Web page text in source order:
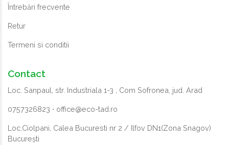
Întrebări frecvente
Retur
Termeni si conditii
Contact
Loc. Sanpaul, str. Industriala 1-3 , Com Sofronea, jud. Arad
0757326823 ⋅ office@eco-tad.ro
Loc.Ciolpani, Calea Bucuresti nr 2 / Ilfov DN1(Zona Snagov)
București